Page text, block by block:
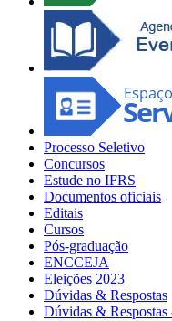
Processo Seletivo
Concursos
Estude no IFRS
Documentos oficiais
Editais
Cursos
Pós-graduação
ENCCEJA
Eleições 2023
Dúvidas & Respostas
Dúvidas &